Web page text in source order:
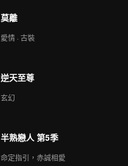
莫離
愛情 · 古裝
逆天至尊
玄幻
半熟戀人 第5季
命定指引，赤誠相愛